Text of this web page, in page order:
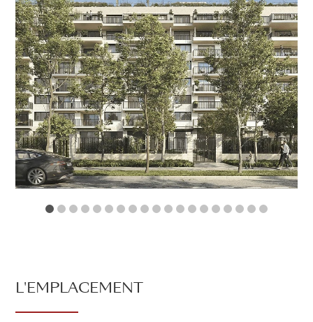
1 2 3 4 5 6 7 8 9 1011 1213141516
L'EMPLACEMENT